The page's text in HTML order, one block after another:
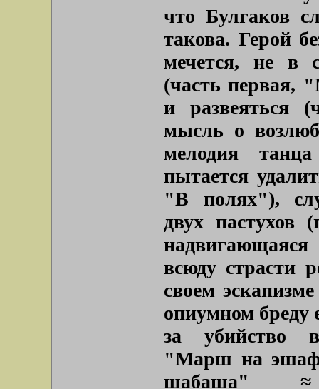
что Булгаков
такова. Герой
мечется, не в
(часть первая,
и развеяться
мысль о
мелодия
пытается
"В полях"),
двух пастухов
всюду страсти
своем
опиумном бреду
за убийство
"Марш на
шабаша" ≈